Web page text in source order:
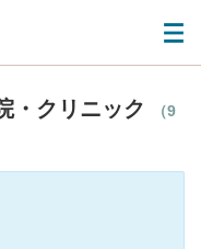
・クリニック
（9